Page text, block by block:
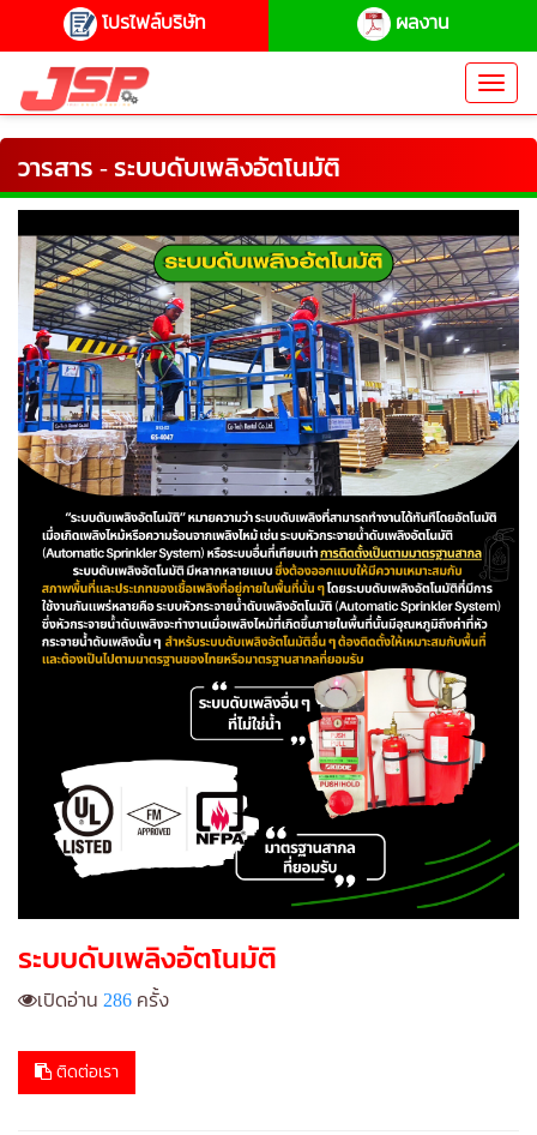
โปรไฟล์บริษัท ผลงาน
วารสาร - ระบบดับเพลิงอัตโนมัติ
ระบบดับเพลิงอัตโนมัติ
เปิดอ่าน 286 ครั้ง
ติดต่อเรา